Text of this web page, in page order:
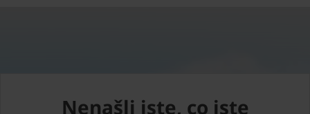
Nenašli jste, co jste